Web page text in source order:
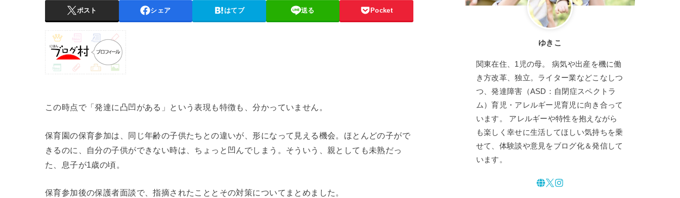
ポスト シェア はてブ 送る Pocket
この時点で「発達に凸凹がある」という表現も特徴も、分かっていません。
保育園の保育参加は、同じ年齢の子供たちとの違いが、形になって見える機会。ほとんどの子がで
きるのに、自分の子供ができない時は、ちょっと凹んでしまう。そういう、親としても未熟だっ
た、息子が1歳の頃。
保育参加後の保護者面談で、指摘されたこととその対策についてまとめました。
ゆきこ
関東在住、1児の母。 病気や出産を機に働
き方改革、独立。ライター業などこなしつ
つ、発達障害（ASD：自閉症スペクトラ
ム）育児・アレルギー児育児に向き合って
います。 アレルギーや特性を抱えながら
も楽しく幸せに生活してほしい気持ちを乗
せて、体験談や意見をブログ化＆発信して
います。